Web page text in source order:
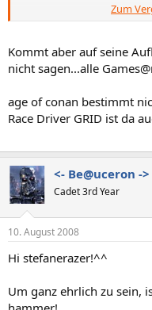
Greetz.Mr.Mushroom
Zum
Kommt aber auf seine
nicht sagen...alle
age of conan bestimmt
Race Driver GRID ist da
<- Be@uceron ->
Cadet 3rd Year
10. August 2008
Hi stefanerazer!^^
Um ganz ehrlich zu sein,